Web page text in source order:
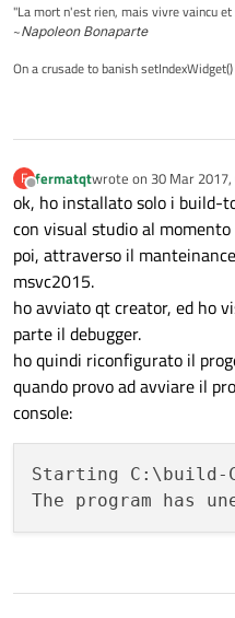
"La mort n'est rien, mais vivre vaincu
~Napoleon Bonaparte
On a crusade to banish
F
Offline
fermatqtwrote on 30 Mar
last edited by
ok, ho installato solo i build-
con visual studio al
poi, attraverso il
msvc2015.
ho avviato qt creator, ed ho
parte il debugger.
ho quindi riconfigurato il
quando provo ad avviare il
console:
Starting C:\build-